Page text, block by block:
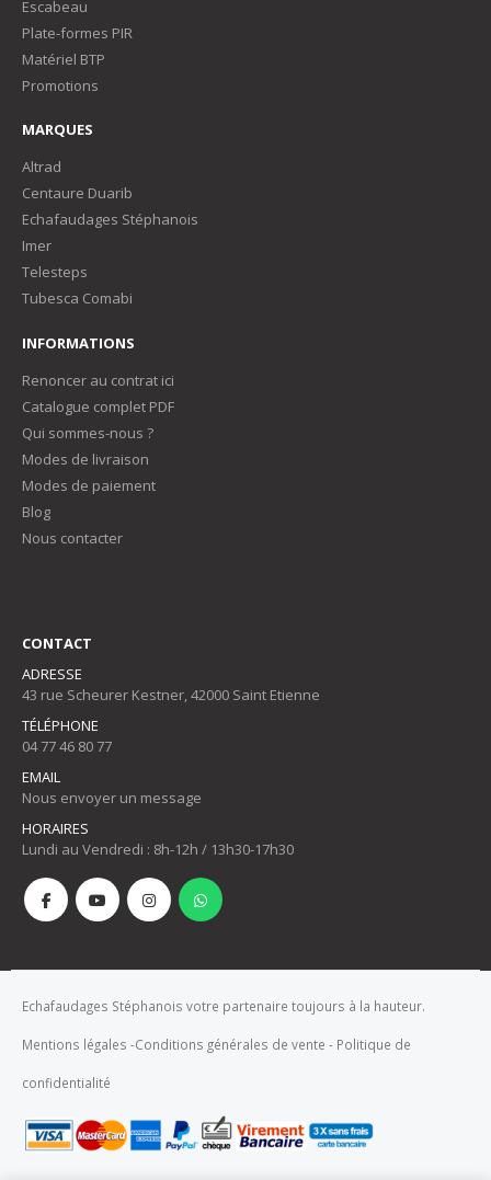
Escabeau
Plate-formes PIR
Matériel BTP
Promotions
MARQUES
Altrad
Centaure Duarib
Echafaudages Stéphanois
Imer
Telesteps
Tubesca Comabi
INFORMATIONS
Renoncer au contrat ici
Catalogue complet PDF
Qui sommes-nous ?
Modes de livraison
Modes de paiement
Blog
Nous contacter
CONTACT
ADRESSE
43 rue Scheurer Kestner, 42000 Saint Etienne
TÉLÉPHONE
04 77 46 80 77
EMAIL
Nous envoyer un message
HORAIRES
Lundi au Vendredi : 8h-12h / 13h30-17h30
Echafaudages Stéphanois votre partenaire toujours à la hauteur.
Mentions légales -Conditions générales de vente - Politique de
confidentialité